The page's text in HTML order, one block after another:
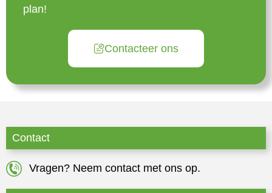
Contact
Vragen? Neem contact met ons op.
plan!
Contacteer ons